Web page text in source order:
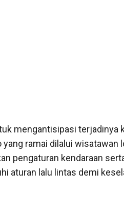
mengantisipasi terjadinya
ramai dilalui wisatawan
pengaturan kendaraan
aturan lalu lintas demi